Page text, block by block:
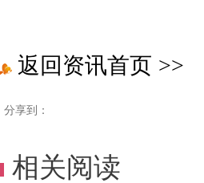
返回资讯首页 >>
分享到：
相关阅读